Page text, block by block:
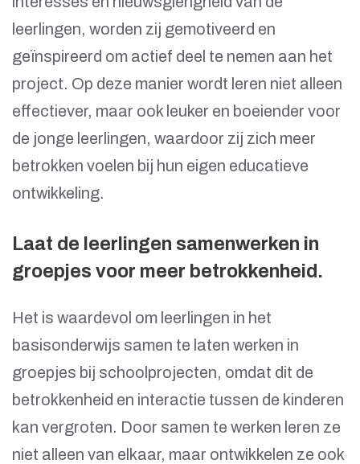
leerlingen, worden zij gemotiveerd en
geïnspireerd om actief deel te nemen aan het
project. Op deze manier wordt leren niet alleen
effectiever, maar ook leuker en boeiender voor
de jonge leerlingen, waardoor zij zich meer
betrokken voelen bij hun eigen educatieve
ontwikkeling.
Laat de leerlingen samenwerken in
groepjes voor meer betrokkenheid.
Het is waardevol om leerlingen in het
basisonderwijs samen te laten werken in
groepjes bij schoolprojecten, omdat dit de
betrokkenheid en interactie tussen de kinderen
kan vergroten. Door samen te werken leren ze
niet alleen van elkaar, maar ontwikkelen ze ook